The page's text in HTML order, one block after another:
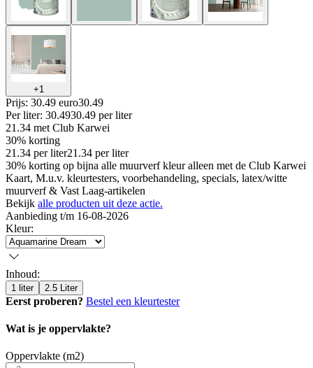
+1
Prijs: 30.49 euro30.49
Per liter: 30.4930.49 per liter
21.34 met Club Karwei
30% korting
21.34 per liter21.34 per liter
30% korting op bijna alle muurverf kleur alleen met de Club Karwei
Kaart, M.u.v. kleurtesters, voorbehandeling, specials, latex/witte
muurverf & Vast Laag-artikelen
Bekijk alle producten uit deze actie.
Aanbieding t/m 16-08-2026
Kleur:
Inhoud:
1 liter 2.5 Liter
Eerst proberen? Bestel een kleurtester
Wat is je oppervlakte?
Oppervlakte (m2)